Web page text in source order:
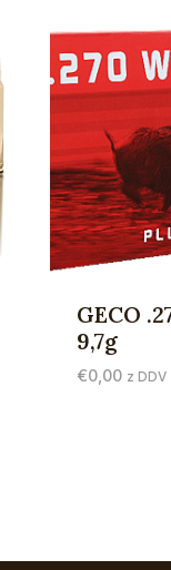
GECO
9,7g
€0,00 z DDV